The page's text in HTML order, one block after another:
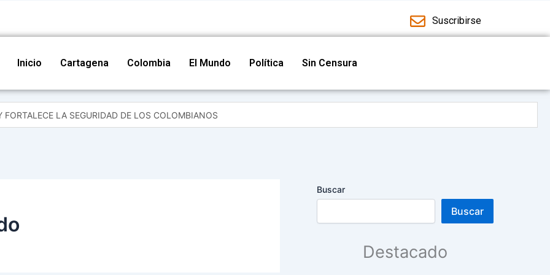
Suscribirse
Inicio Cartagena Colombia El Mundo Política Sin Censura
LA SEGURIDAD DE LOS COLOMBIANOS
Nacional fortalece el bienestar infantil con actividades recreativas y deportivas
Buscar
Buscar
Destacado